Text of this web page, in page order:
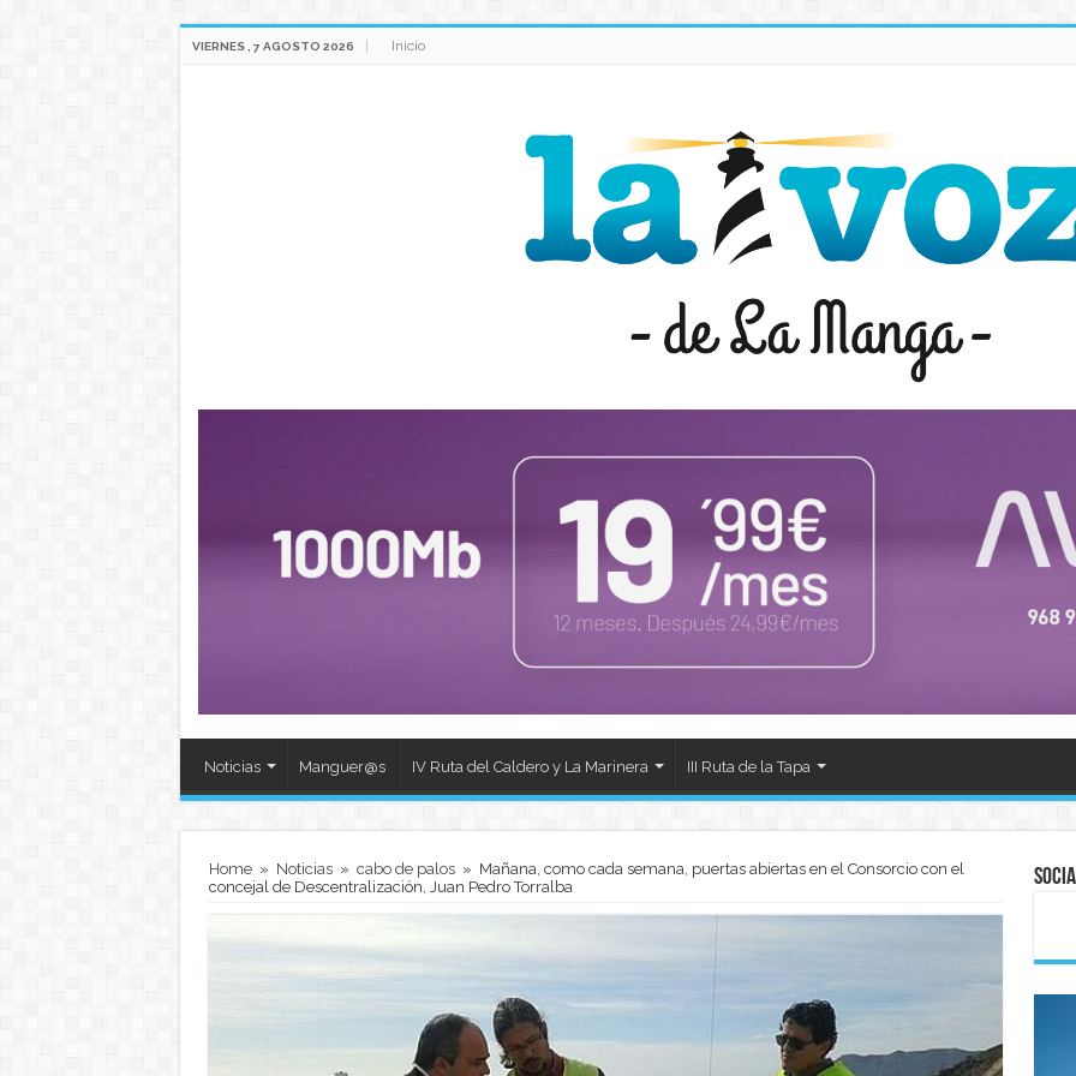
VIERNES , 7 AGOSTO 2026 Inicio
Noticias Manguer@s IV Ruta del Caldero y La Marinera III Ruta de la Tapa
Home » Noticias » cabo de palos » Mañana, como cada semana, puertas abiertas en el Consorcio con el
concejal de Descentralización, Juan Pedro Torralba